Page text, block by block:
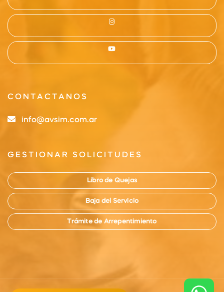
CONTACTANOS
info@avsim.com.ar
GESTIONAR SOLICITUDES
Libro de Quejas
Baja del Servicio
Trámite de Arrepentimiento